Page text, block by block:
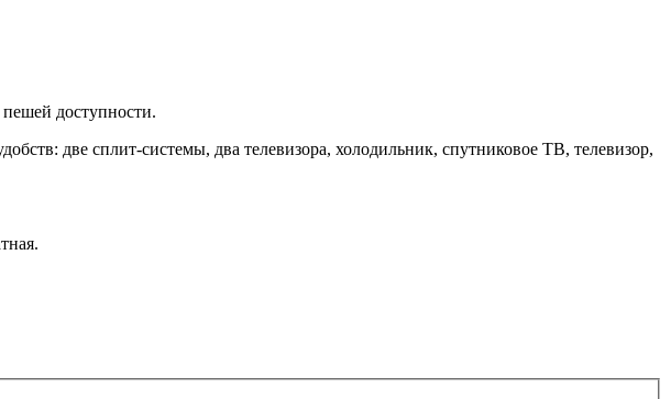
доступности.
две сплит-системы, два телевизора, холодильник, спутниковое ТВ, телевизор,